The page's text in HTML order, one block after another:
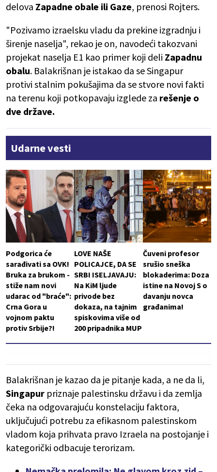
delova Zapadne obale ili Gaze, prenosi Rojters.
"Pozivamo izraelsku vladu da prekine izgradnju i
širenje naselja", rekao je on, navodeći takozvani
projekat naselja E1 kao primer koji deli Zapadnu
obalu. Balakrišnan je istakao da se Singapur
protivi stalnim pokušajima da se stvore novi fakti
na terenu koji potkopavaju izglede za rešenje o
dve države.
Udarne vesti
Podgorica će
sarađivati sa OVK!
Bruka za brukom -
stiže nam novi
udarac od "braće":
Crna Gora u
vojnom paktu
protiv Srbije?!
LOVE NAŠE
POLICAJCE, DA SE
SRBI ISELJAVAJU:
Na KiM ljude
privode bez
dokaza, na tajnim
spiskovima više od
200 pripadnika MUP
Čuveni profesor
srušio sneška
blokaderima: Doza
istine na Novoj S o
davanju novca
građanima!
Balakrišnan je kazao da je pitanje kada, a ne da li,
Singapur priznaje palestinsku državu i da zemlja
čeka na odgovarajuću konstelaciju faktora,
uključujući potrebu za efikasnom palestinskom
vladom koja prihvata pravo Izraela na postojanje i
kategorički odbacuje terorizam.